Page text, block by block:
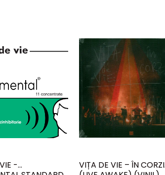
-
VIȚA DE VIE – ÎN CORZI